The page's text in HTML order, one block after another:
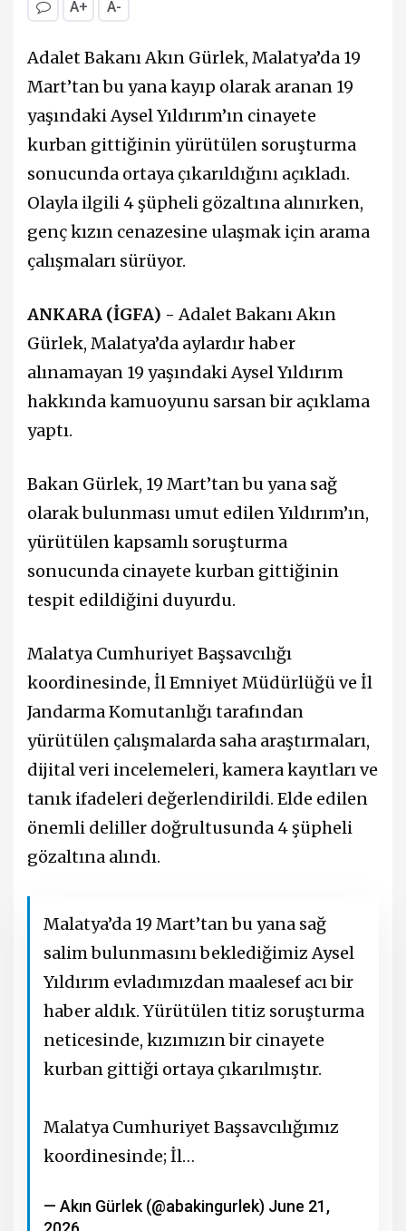
A+ A-
Adalet Bakanı Akın Gürlek, Malatya’da 19
Mart’tan bu yana kayıp olarak aranan 19
yaşındaki Aysel Yıldırım’ın cinayete
kurban gittiğinin yürütülen soruşturma
sonucunda ortaya çıkarıldığını açıkladı.
Olayla ilgili 4 şüpheli gözaltına alınırken,
genç kızın cenazesine ulaşmak için arama
çalışmaları sürüyor.
ANKARA (İGFA) -Adalet Bakanı Akın
Gürlek, Malatya’da aylardır haber
alınamayan 19 yaşındaki Aysel Yıldırım
hakkında kamuoyunu sarsan bir açıklama
yaptı.
Bakan Gürlek, 19 Mart’tan bu yana sağ
olarak bulunması umut edilen Yıldırım’ın,
yürütülen kapsamlı soruşturma
sonucunda cinayete kurban gittiğinin
tespit edildiğini duyurdu.
Malatya Cumhuriyet Başsavcılığı
koordinesinde, İl Emniyet Müdürlüğü ve İl
Jandarma Komutanlığı tarafından
yürütülen çalışmalarda saha araştırmaları,
dijital veri incelemeleri, kamera kayıtları ve
tanık ifadeleri değerlendirildi. Elde edilen
önemli deliller doğrultusunda 4 şüpheli
gözaltına alındı.
Malatya’da 19 Mart’tan bu yana sağ
salim bulunmasını beklediğimiz Aysel
Yıldırım evladımızdan maalesef acı bir
haber aldık. Yürütülen titiz soruşturma
neticesinde, kızımızın bir cinayete
kurban gittiği ortaya çıkarılmıştır.
Malatya Cumhuriyet Başsavcılığımız
koordinesinde; İl…
— Akın Gürlek (@abakingurlek) June 21,